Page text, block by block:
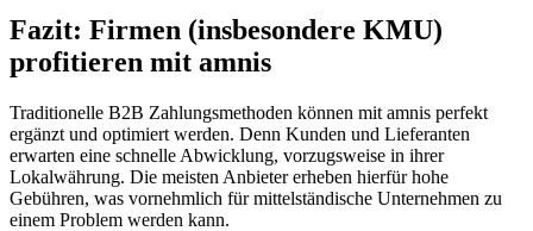
Fazit: Firmen (insbesondere KMU)
profitieren mit amnis
Traditionelle B2B Zahlungsmethoden können mit amnis perfekt
ergänzt und optimiert werden. Denn Kunden und Lieferanten
erwarten eine schnelle Abwicklung, vorzugsweise in ihrer
Lokalwährung. Die meisten Anbieter erheben hierfür hohe
Gebühren, was vornehmlich für mittelständische Unternehmen zu
einem Problem werden kann.